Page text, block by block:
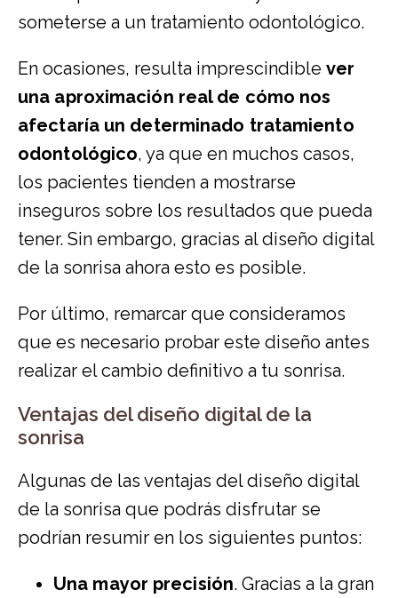
someterse a un tratamiento odontológico.
En ocasiones, resulta imprescindible ver
una aproximación real de cómo nos
afectaría un determinado tratamiento
odontológico, ya que en muchos casos,
los pacientes tienden a mostrarse
inseguros sobre los resultados que pueda
tener. Sin embargo, gracias al diseño digital
de la sonrisa ahora esto es posible.
Por último, remarcar que consideramos
que es necesario probar este diseño antes
realizar el cambio definitivo a tu sonrisa.
Ventajas del diseño digital de la
sonrisa
Algunas de las ventajas del diseño digital
de la sonrisa que podrás disfrutar se
podrían resumir en los siguientes puntos:
Una mayor precisión. Gracias a la gran